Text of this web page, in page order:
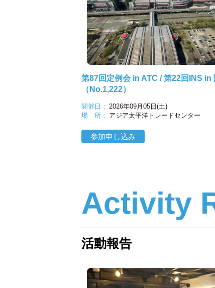
第87回定例会 in ATC / 第22回INS in
（No.1,222）
開催日： 2026年09月05日(土)
場 所： アジア太平洋トレードセンター
参加申し込み
Activity
活動報告